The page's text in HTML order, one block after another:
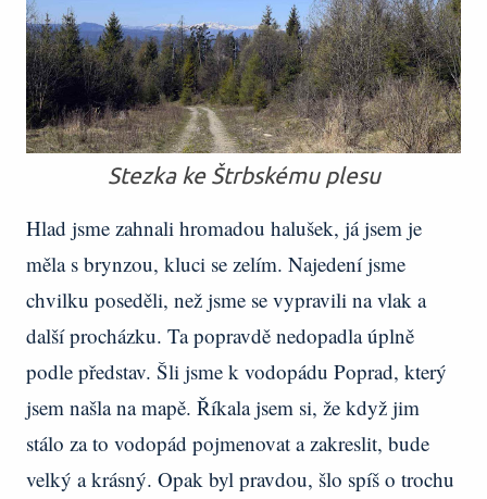
Stezka ke Štrbskému plesu
Hlad jsme zahnali hromadou halušek, já jsem je
měla s brynzou, kluci se zelím. Najedení jsme
chvilku poseděli, než jsme se vypravili na vlak a
další procházku. Ta popravdě nedopadla úplně
podle představ. Šli jsme k vodopádu Poprad, který
jsem našla na mapě. Říkala jsem si, že když jim
stálo za to vodopád pojmenovat a zakreslit, bude
velký a krásný. Opak byl pravdou, šlo spíš o trochu